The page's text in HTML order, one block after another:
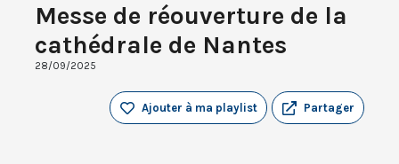
Messe de réouverture de la
cathédrale de Nantes
28/09/2025
Partager
Ajouter à ma playlist